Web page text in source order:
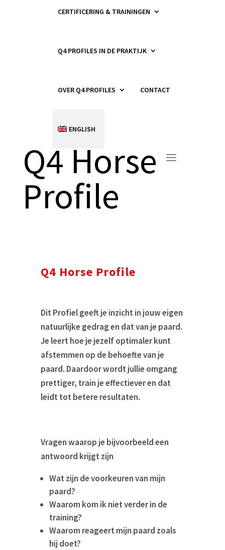
CERTIFICERING & TRAININGEN
Q4 PROFILES IN DE PRAKTIJK
OVER Q4 PROFILES CONTACT
ENGLISH
Q4 Horse
Profile
Q4 Horse Profile
Dit Profiel geeft je inzicht in jouw eigen
natuurlijke gedrag en dat van je paard.
Je leert hoe je jezelf optimaler kunt
afstemmen op de behoefte van je
paard. Daardoor wordt jullie omgang
prettiger, train je effectiever en dat
leidt tot betere resultaten.
Vragen waarop je bijvoorbeeld een
antwoord krijgt zijn
Wat zijn de voorkeuren van mijn
paard?
Waarom kom ik niet verder in de
training?
Waarom reageert mijn paard zoals
hij doet?